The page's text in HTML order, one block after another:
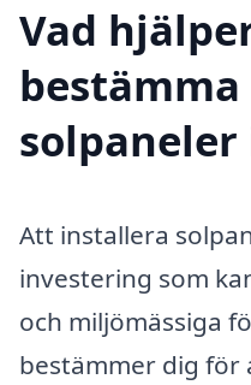
Vad
solpaneler
Att installera
investering som
och miljömässiga
bestämmer dig för